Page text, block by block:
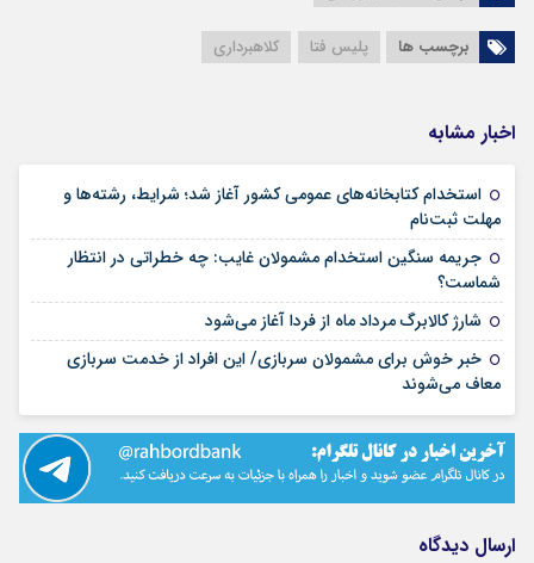
برچسب ها پلیس فتا کلاهبرداری
اخبار مشابه
استخدام کتابخانه‌های عمومی کشور آغاز شد؛ شرایط، رشته‌ها و
مهلت ثبت‌نام
جریمه سنگین استخدام مشمولان غایب: چه خطراتی در انتظار
شماست؟
شارژ کالابرگ مرداد ماه از فردا آغاز می‌شود
خبر خوش برای مشمولان سربازی/ این افراد از خدمت سربازی
معاف می‌شوند
ارسال دیدگاه